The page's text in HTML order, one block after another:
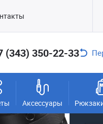
(343) 350-22-33
Аксессуары